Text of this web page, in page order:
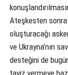
Ateşkesten sonra
oluşturacağı
ve Ukrayna’nın
desteğini de
taviz vermeye